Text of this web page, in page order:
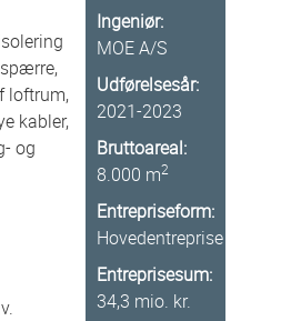
loftrum,
kabler,
og
Ingeniør:
MOE A/S
Udførelsesår:
2021-2023
Bruttoareal:
8.000 m2
Entrepriseform:
Hovedentreprise
Entreprisesum:
34,3 mio. kr.